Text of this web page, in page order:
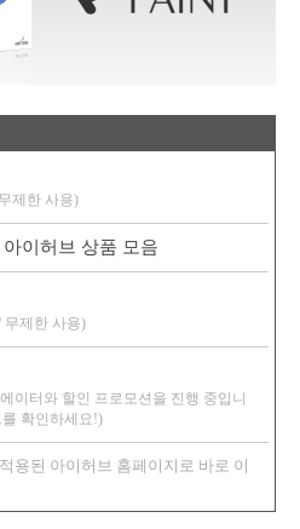
제한 사용)
이허브 상품 모음
무제한 사용)
이터와 할인 프로모션을 진행 중입니
확인하세요!)
용된 아이허브 홈페이지로 바로 이